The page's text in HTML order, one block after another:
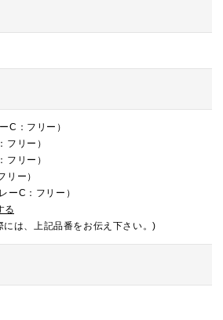
C：フリー）
リー）
リー）
リー）
ーC：フリー）
る
は、上記品番をお伝え下さい。)